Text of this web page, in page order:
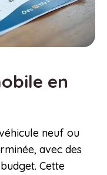
en
neuf ou
avec des
Cette